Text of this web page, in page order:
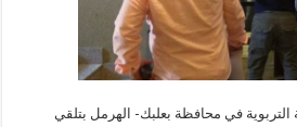
التربوية في محافظة بعلبك- الهرمل بتلقي